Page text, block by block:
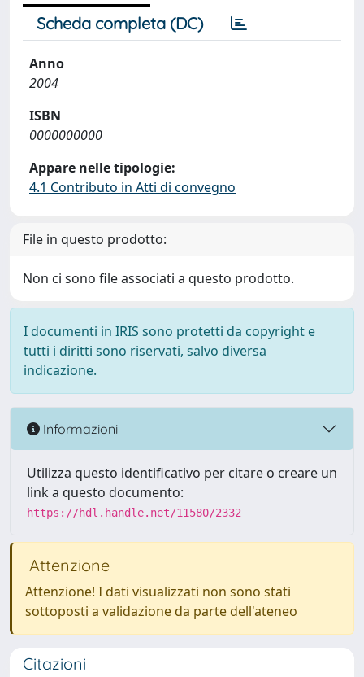
Scheda completa (DC)
Anno
2004
ISBN
0000000000
Appare nelle tipologie:
4.1 Contributo in Atti di convegno
File in questo prodotto:
Non ci sono file associati a questo prodotto.
I documenti in IRIS sono protetti da copyright e
tutti i diritti sono riservati, salvo diversa
indicazione.
Informazioni
Utilizza questo identificativo per citare o creare un
link a questo documento:
https://hdl.handle.net/11580/2332
Attenzione
Attenzione! I dati visualizzati non sono stati
sottoposti a validazione da parte dell'ateneo
Citazioni